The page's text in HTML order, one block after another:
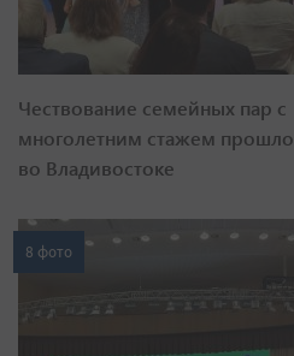
Чествование семейных пар с
многолетним стажем прошло
во Владивостоке
8 фото